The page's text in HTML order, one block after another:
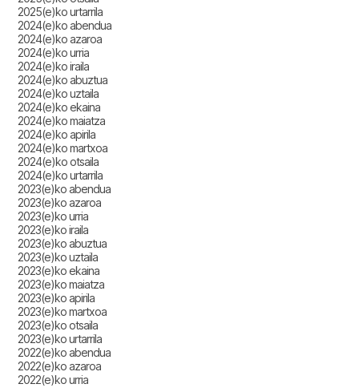
2025(e)ko urtarrila
2024(e)ko abendua
2024(e)ko azaroa
2024(e)ko urria
2024(e)ko iraila
2024(e)ko abuztua
2024(e)ko uztaila
2024(e)ko ekaina
2024(e)ko maiatza
2024(e)ko apirila
2024(e)ko martxoa
2024(e)ko otsaila
2024(e)ko urtarrila
2023(e)ko abendua
2023(e)ko azaroa
2023(e)ko urria
2023(e)ko iraila
2023(e)ko abuztua
2023(e)ko uztaila
2023(e)ko ekaina
2023(e)ko maiatza
2023(e)ko apirila
2023(e)ko martxoa
2023(e)ko otsaila
2023(e)ko urtarrila
2022(e)ko abendua
2022(e)ko azaroa
2022(e)ko urria